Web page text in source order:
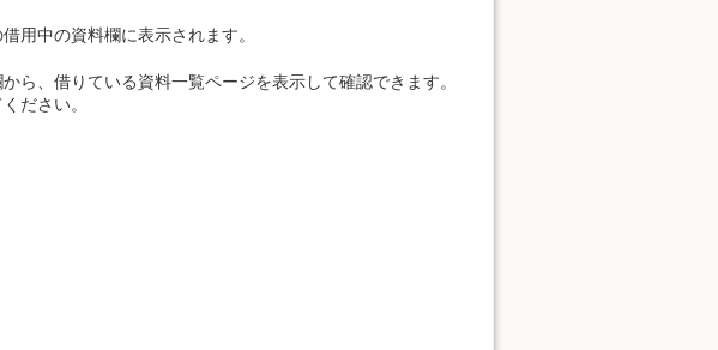
用中の資料欄に表示されます。
ら、借りている資料一覧ページを表示して確認できます。
ださい。